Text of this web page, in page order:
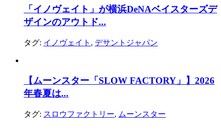
「イノヴェイト」が横浜DeNAベイスターズデ
ザインのアウトド...
タグ: イノヴェイト , デサントジャパン
【ムーンスター「SLOW FACTORY」】2026
年春夏は...
タグ: スロウファクトリー, ムーンスター